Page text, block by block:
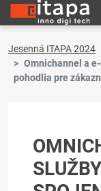
Jesenná ITAPA 2024
Omnichannel a
pohodlia pre